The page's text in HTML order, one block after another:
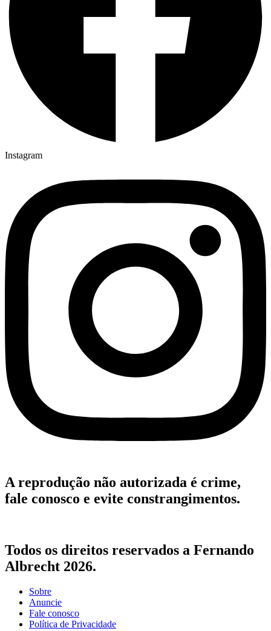
Instagram
A reprodução não autorizada é crime,
fale conosco e evite constrangimentos.
Todos os direitos reservados a Fernando
Albrecht 2026.
Sobre
Anuncie
Fale conosco
Política de Privacidade